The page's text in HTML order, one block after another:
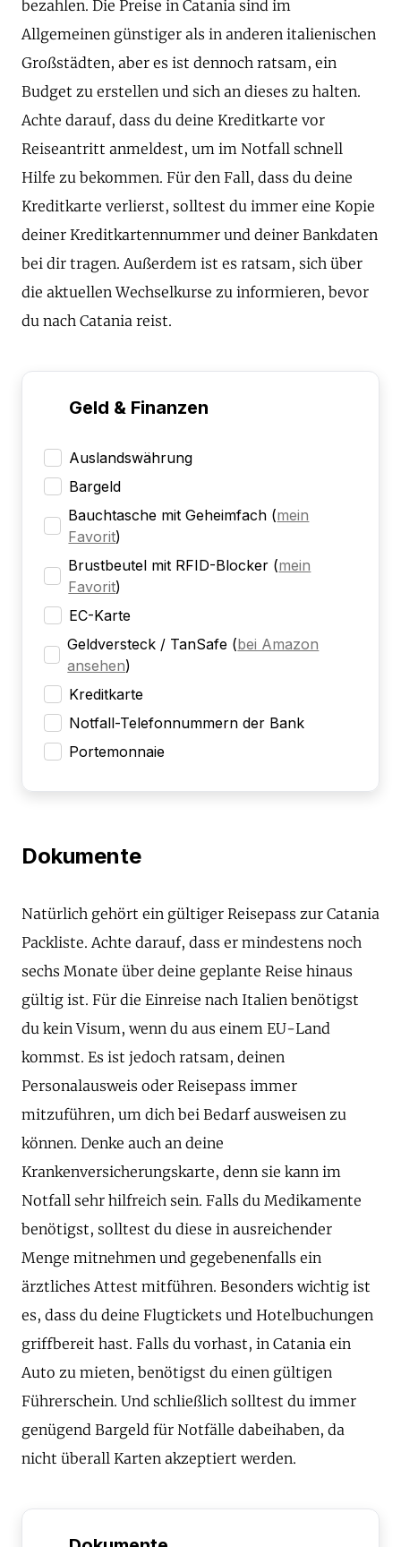
bezahlen. Die Preise in Catania sind im
Allgemeinen günstiger als in anderen italienischen
Großstädten, aber es ist dennoch ratsam, ein
Budget zu erstellen und sich an dieses zu halten.
Achte darauf, dass du deine Kreditkarte vor
Reiseantritt anmeldest, um im Notfall schnell
Hilfe zu bekommen. Für den Fall, dass du deine
Kreditkarte verlierst, solltest du immer eine Kopie
deiner Kreditkartennummer und deiner Bankdaten
bei dir tragen. Außerdem ist es ratsam, sich über
die aktuellen Wechselkurse zu informieren, bevor
du nach Catania reist.
Geld & Finanzen
Auslandswährung
Bargeld
Bauchtasche mit Geheimfach (mein
Favorit)
Brustbeutel mit RFID-Blocker (mein
Favorit)
EC-Karte
Geldversteck / TanSafe (bei Amazon
ansehen)
Kreditkarte
Notfall-Telefonnummern der Bank
Portemonnaie
Dokumente
Natürlich gehört ein gültiger Reisepass zur Catania
Packliste. Achte darauf, dass er mindestens noch
sechs Monate über deine geplante Reise hinaus
gültig ist. Für die Einreise nach Italien benötigst
du kein Visum, wenn du aus einem EU-Land
kommst. Es ist jedoch ratsam, deinen
Personalausweis oder Reisepass immer
mitzuführen, um dich bei Bedarf ausweisen zu
können. Denke auch an deine
Krankenversicherungskarte, denn sie kann im
Notfall sehr hilfreich sein. Falls du Medikamente
benötigst, solltest du diese in ausreichender
Menge mitnehmen und gegebenenfalls ein
ärztliches Attest mitführen. Besonders wichtig ist
es, dass du deine Flugtickets und Hotelbuchungen
griffbereit hast. Falls du vorhast, in Catania ein
Auto zu mieten, benötigst du einen gültigen
Führerschein. Und schließlich solltest du immer
genügend Bargeld für Notfälle dabeihaben, da
nicht überall Karten akzeptiert werden.